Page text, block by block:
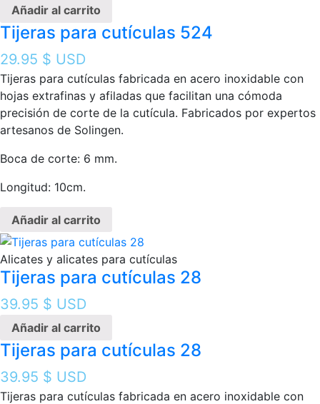
Añadir al carrito
Tijeras para cutículas 524
29.95 $ USD
Tijeras para cutículas fabricada en acero inoxidable con
hojas extrafinas y afiladas que facilitan una cómoda
precisión de corte de la cutícula. Fabricados por expertos
artesanos de Solingen.
Boca de corte: 6 mm.
Longitud: 10cm.
Añadir al carrito
Alicates y alicates para cutículas
Tijeras para cutículas 28
39.95 $ USD
Añadir al carrito
Tijeras para cutículas 28
39.95 $ USD
Tijeras para cutículas fabricada en acero inoxidable con